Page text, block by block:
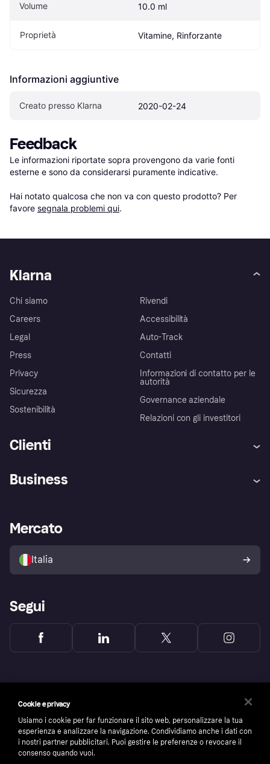
Volume 10.0 ml
Proprietà Vitamine, Rinforzante
Informazioni aggiuntive
Creato presso Klarna 2020-02-24
Feedback
Le informazioni riportate sopra provengono da varie fonti
esterne e sono da considerarsi puramente indicative.
Hai notato qualcosa che non va con questo prodotto? Per
favore segnala problemi qui.
Klarna
Chi siamo
Careers
Legal
Press
Privacy
Sicurezza
Sostenibilità
Rivendi
Accessibilità
Auto-Track
Contatti
Informazioni di contatto per le
autorità
Governance aziendale
Relazioni con gli investitori
Clienti
Assistenza
Esplora i negozi
Politica di protezione
dell'acquirente Klarna
Business
Accesso aziende
Mercato
Italia
Segui
Cookie e privacy
Usiamo i cookie per far funzionare il sito web, personalizzare la tua
esperienza e analizzare la navigazione. Condividiamo anche i dati con
i nostri partner pubblicitari. Puoi gestire le preferenze o revocare il
consenso quando vuoi.